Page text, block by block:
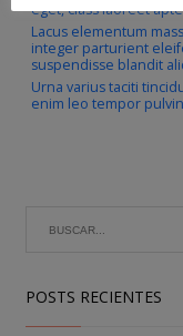
eget, class laoreet
Lacus elementum
integer parturient
suspendisse blandit
Urna varius taciti
enim leo tempor
POSTS RECIENTES